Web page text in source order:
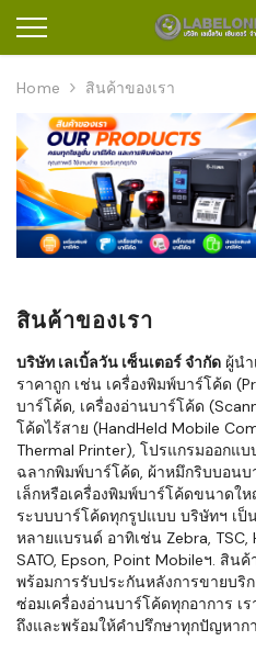
Home สินค้าของเรา
สินค้าของเรา
บริษัท เลเบิ้ลวัน เซ็นเตอร์ จำกัด ผู้น
ราคาถูก เช่น เครื่องพิมพ์บาร์โค้ด
บาร์โค้ด, เครื่องอ่านบาร์โค้ด
โค้ดไร้สาย (HandHeld Mobile
Thermal Printer), โปรแกรมออกแ
ฉลากพิมพ์บาร์โค้ด, ผ้าหมึกริบบอน
เล็กหรือเครื่องพิมพ์บาร์โค้ดขนาดใ
ระบบบาร์โค้ดทุกรูปแบบ บริษัทฯ เ
หลายแบรนด์ อาทิเช่น Zebra, TSC,
SATO, Epson, Point Mobileฯ. สิ
พร้อมการรับประกันหลังการขายบริ
ซ่อมเครื่องอ่านบาร์โค้ดทุกอาการ เ
ถึงและพร้อมให้คำปรึกษาทุกปัญหาก